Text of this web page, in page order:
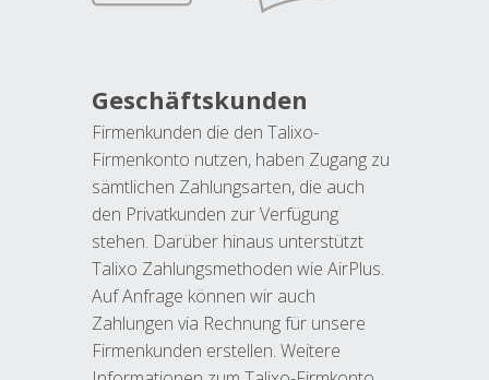
Geschäftskunden
Firmenkunden die den Talixo-
Firmenkonto nutzen, haben Zugang zu
sämtlichen Zahlungsarten, die auch
den Privatkunden zur Verfügung
stehen. Darüber hinaus unterstützt
Talixo Zahlungsmethoden wie AirPlus.
Auf Anfrage können wir auch
Zahlungen via Rechnung für unsere
Firmenkunden erstellen. Weitere